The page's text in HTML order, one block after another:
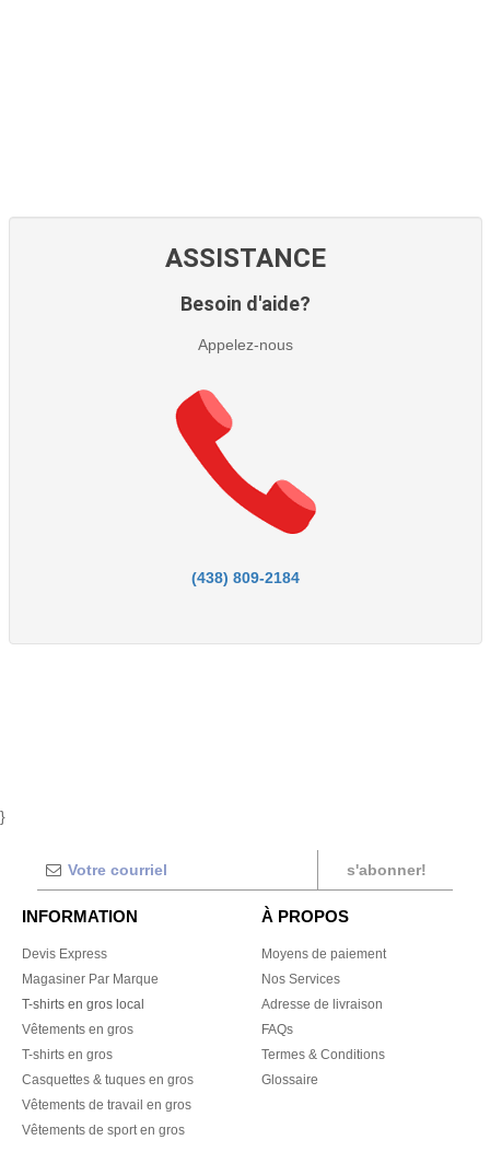
ASSISTANCE
Besoin d'aide?
Appelez-nous
(438) 809-2184
}
s'abonner!
INFORMATION
Devis Express
Magasiner Par Marque
T-shirts en gros local
Vêtements en gros
T-shirts en gros
Casquettes & tuques en gros
Vêtements de travail en gros
Vêtements de sport en gros
À PROPOS
Moyens de paiement
Nos Services
Adresse de livraison
FAQs
Termes & Conditions
Glossaire